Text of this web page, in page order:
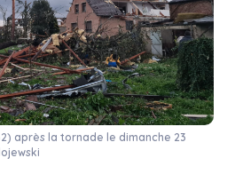
après la tornade le dimanche 23